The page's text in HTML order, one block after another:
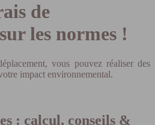
de
les normes !
vous pouvez réaliser des
impact environnemental.
: calcul, conseils &